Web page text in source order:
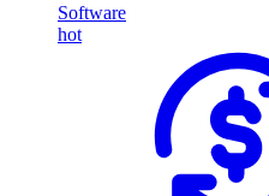
Software
hot